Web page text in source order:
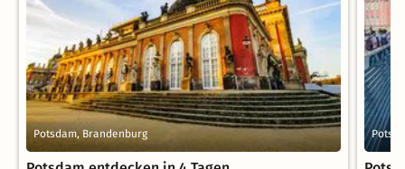
Potsdam, Brandenburg